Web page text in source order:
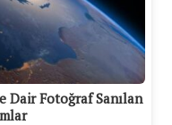
Dair Fotoğraf Sanılan